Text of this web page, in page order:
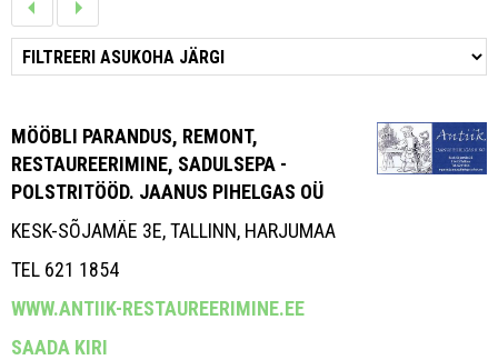
MÖÖBLI PARANDUS, REMONT,
RESTAUREERIMINE, SADULSEPA -
POLSTRITÖÖD. JAANUS PIHELGAS OÜ
KESK-SÕJAMÄE 3E, TALLINN, HARJUMAA
TEL 621 1854
WWW.ANTIIK-RESTAUREERIMINE.EE
SAADA KIRI